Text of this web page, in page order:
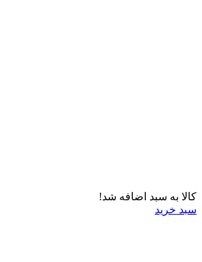
کالا به سبد اضافه شد!
سبد خرید